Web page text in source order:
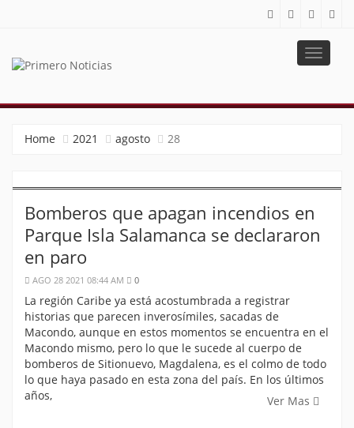
Toggle
Home 2021 agosto 28
Bomberos que apagan incendios en
Parque Isla Salamanca se declararon
en paro
AGO 28 2021 08:44 AM 0
La región Caribe ya está acostumbrada a registrar
historias que parecen inverosímiles, sacadas de
Macondo, aunque en estos momentos se encuentra en el
Macondo mismo, pero lo que le sucede al cuerpo de
bomberos de Sitionuevo, Magdalena, es el colmo de todo
lo que haya pasado en esta zona del país. En los últimos
años,
Ver Mas